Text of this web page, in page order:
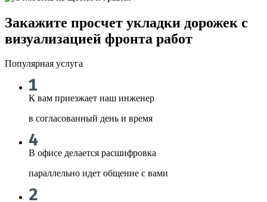
Закажите просчет укладки дорожек с
визуализацией фронта работ
Популярная услуга
К вам приезжает наш инженер
в согласованный день и время
В офисе делается расшифровка
параллельно идет общение с вами